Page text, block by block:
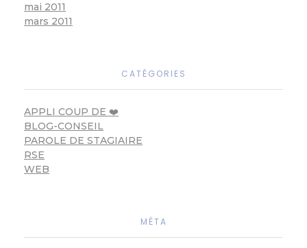
mai 2011
mars 2011
CATÉGORIES
APPLI COUP DE ❤️
BLOG-CONSEIL
PAROLE DE STAGIAIRE
RSE
WEB
MÉTA